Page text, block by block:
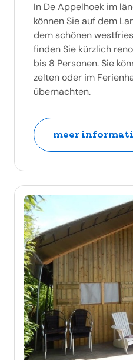
In De Appelhoek im
können Sie auf dem
dem schönen
finden Sie kürzlich
bis 8 Personen. Sie
zelten oder im
übernachten.
meer